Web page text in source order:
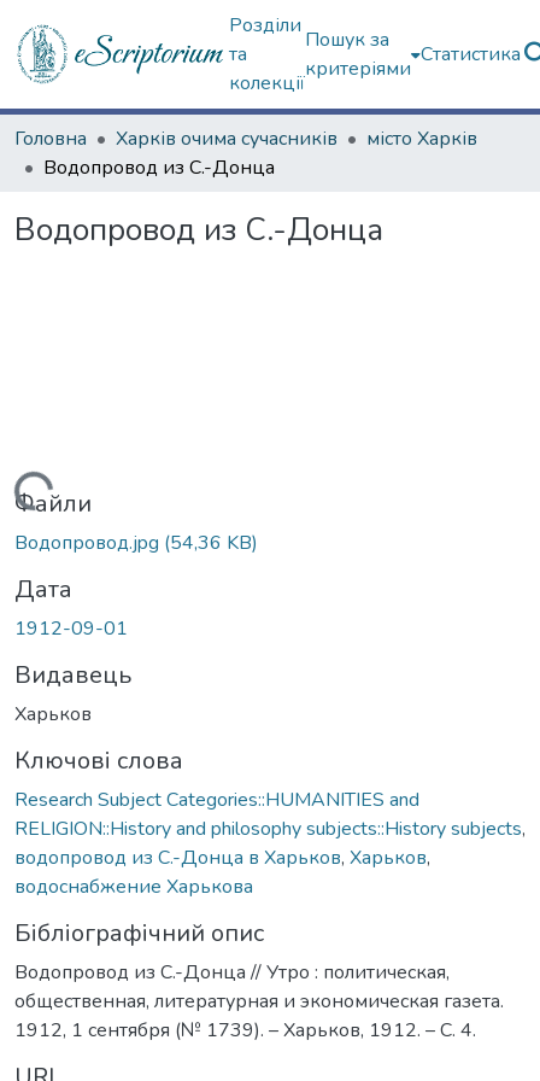
Розділи
та
колекції
Пошук за
критеріями
Статистика
Головна Харків очима сучасників
місто Харків
Водопровод из С.-Донца
Водопровод из С.-Донца
Вантажиться...
Файли
Водопровод.jpg (54,36 KB)
Дата
1912-09-01
Видавець
Харьков
Ключові слова
Research Subject Categories::HUMANITIES and
RELIGION::History and philosophy subjects::History subjects,
водопровод из С.-Донца в Харьков, Харьков,
водоснабжение Харькова
Бібліографічний опис
Водопровод из С.-Донца // Утро : политическая,
общественная, литературная и экономическая газета.
1912, 1 сентября (№ 1739). – Харьков, 1912. – С. 4.